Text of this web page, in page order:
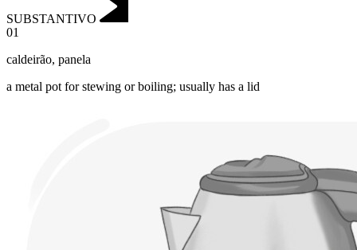
SUBSTANTIVO
01
caldeirão, panela
a metal pot for stewing or boiling; usually has a lid